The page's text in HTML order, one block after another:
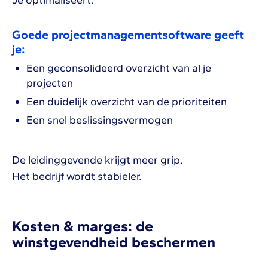
Goede projectmanagementsoftware geeft
je:
Een geconsolideerd overzicht van al je
projecten
Een duidelijk overzicht van de prioriteiten
Een snel beslissingsvermogen
De leidinggevende krijgt meer grip.
Het bedrijf wordt stabieler.
Kosten & marges: de
winstgevendheid beschermen